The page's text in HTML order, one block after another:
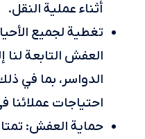
أثناء عملية النقل.
تغطية لجميع
العفش التابعة لنا
الدواسر، بما في
احتياجات
حماية العفش: